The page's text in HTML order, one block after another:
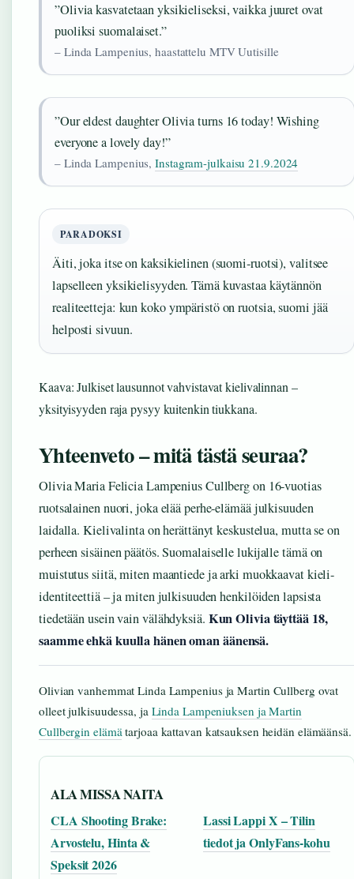
”Olivia kasvatetaan yksikieliseksi, vaikka juuret ovat
puoliksi suomalaiset.”
– Linda Lampenius, haastattelu MTV Uutisille
”Our eldest daughter Olivia turns 16 today! Wishing
everyone a lovely day!”
– Linda Lampenius,Instagram-julkaisu 21.9.2024
PARADOKSI
Äiti, joka itse on kaksikielinen (suomi‑ruotsi), valitsee
lapselleen yksikielisyyden. Tämä kuvastaa käytännön
realiteetteja: kun koko ympäristö on ruotsia, suomi jää
helposti sivuun.
Kaava: Julkiset lausunnot vahvistavat kielivalinnan –
yksityisyyden raja pysyy kuitenkin tiukkana.
Yhteenveto – mitä tästä seuraa?
Olivia Maria Felicia Lampenius Cullberg on 16-vuotias
ruotsalainen nuori, joka elää perhe-elämää julkisuuden
laidalla. Kielivalinta on herättänyt keskustelua, mutta se on
perheen sisäinen päätös. Suomalaiselle lukijalle tämä on
muistutus siitä, miten maantiede ja arki muokkaavat kieli-
identiteettiä – ja miten julkisuuden henkilöiden lapsista
tiedetään usein vain välähdyksiä. Kun Olivia täyttää 18,
saamme ehkä kuulla hänen oman äänensä.
Olivian vanhemmat Linda Lampenius ja Martin Cullberg ovat
olleet julkisuudessa, ja Linda Lampeniuksen ja Martin
Cullbergin elämätarjoaa kattavan katsauksen heidän elämäänsä.
ALA MISSA NAITA
CLA Shooting Brake:
Arvostelu, Hinta &
Speksit 2026
Lassi Lappi X – Tilin
tiedot ja OnlyFans-kohu